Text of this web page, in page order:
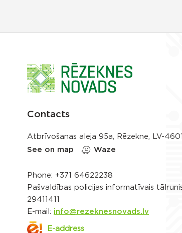
Contacts
Atbrīvošanas aleja 95a, Rēzekne, LV-4601
See on map
Waze
Phone: +371 64622238
Pašvaldības policijas informatīvais
29411411
E-mail: info@rezeknesnovads.lv
E-address